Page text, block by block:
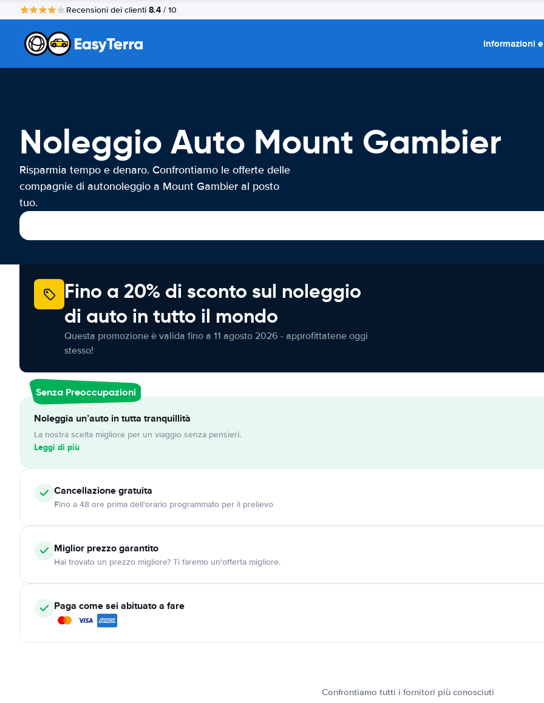
Recensioni dei clienti 8.4 / 10
Informazioni
Noleggio Auto Mount Gambier
Risparmia tempo e denaro. Confrontiamo le offerte delle
compagnie di autonoleggio a Mount Gambier al posto
tuo.
Fino a 20% di sconto sul noleggio
di auto in tutto il mondo
Questa promozione è valida fino a 11 agosto 2026 - approfittatene oggi
stesso!
Senza Preoccupazioni
Noleggia un’auto in tutta tranquillità
La nostra scelta migliore per un viaggio senza pensieri.
Leggi di più
Cancellazionegratuita
Fino a 48 ore prima dell'orario programmato per il prelievo
Miglior prezzo garantito
Hai trovato un prezzo migliore? Ti faremo un'offerta migliore.
Paga come sei abituato a fare
Confrontiamo tutti i fornitori più conosciuti